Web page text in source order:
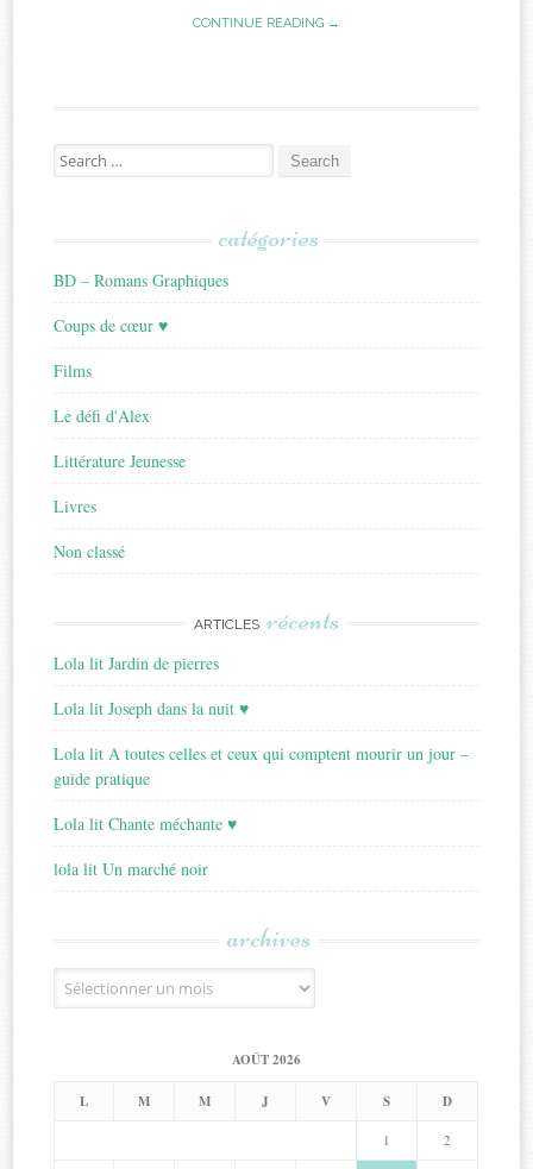
CONTINUE READING →
Search
for:
catégories
BD – Romans Graphiques
Coups de cœur ♥
Films
Le défi d'Alex
Littérature Jeunesse
Livres
Non classé
ARTICLES récents
Lola lit Jardin de pierres
Lola lit Joseph dans la nuit ♥
Lola lit A toutes celles et ceux qui comptent mourir un jour –
guide pratique
Lola lit Chante méchante ♥
lola lit Un marché noir
archives
Archives
AOÛT 2026
L M M J V S D
1 2